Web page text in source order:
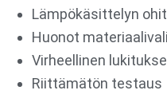
Lämpökäsittelyn
Huonot
Virheellinen
Riittämätön testaus